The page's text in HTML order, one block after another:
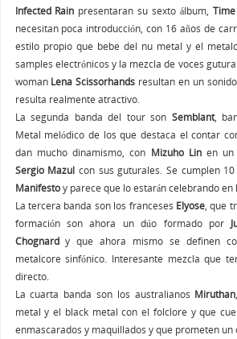
Infected Rain presentaran su sexto álbum, Time
necesitan poca introducción, con 16 años de
estilo propio que bebe del nu metal y el
samples electrónicos y la mezcla de voces
woman Lena Scissorhands resultan en un
resulta realmente atractivo.
La segunda banda del tour son Semblant,
Metal melódico de los que destaca el contar
dan mucho dinamismo, con Mizuho Linen un
Sergio Mazul con sus guturales. Se cumplen
Manifestoy parece que lo estarán celebrando en
La tercera banda son los franceses Elyose , que
formación son ahora un dúo formado por
Chognardy que ahora mismo se definen
metalcore sinfónico. Interesante mezcla que
directo.
La cuarta banda son los australianos Miruthan
metal y el black metal con el folclore y que
enmascarados y maquillados y que prometen un